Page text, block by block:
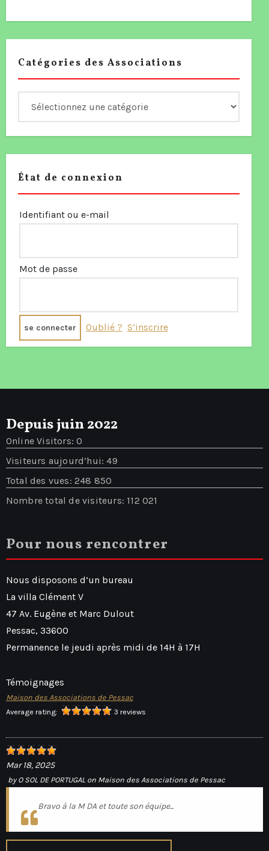
Catégories des Associations
État de connexion
Identifiant ou e-mail
Mot de passe
Oublié ? S’inscrire
Depuis juin 2022
Online Visitors:0
Visiteurs aujourd’hui:49
Total des vues: 248 850
Nombre total de visiteurs: 112 021
Pour nous rencontrer
Nous disposons d’un bureau
La villa Clément V
47 Av. Eugène et Marc Dulout
Pessac, 33600
Permanence le jeudi après midi de 14H à 17H
Témoignages
Maison des Associations de Pessac
Average rating:
3 reviews
Mar 18, 2025
by O SOL DE PORTUGALon Maison des Associations de Pessac
Bravo à la M DA et toute son équipe...